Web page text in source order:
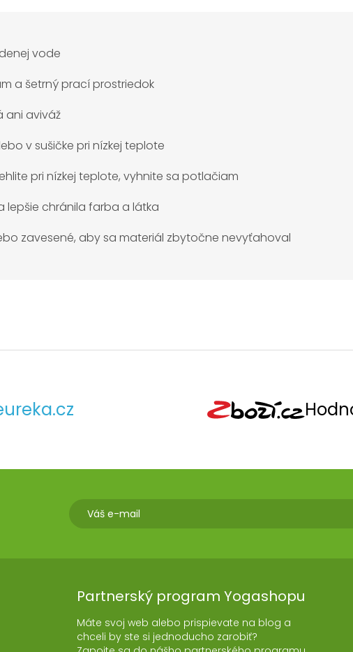
vode
a šetrný prací prostriedok
ani aviváž
v sušičke pri nízkej teplote
pri nízkej teplote, vyhnite sa potlačiam
lepšie chránila farba a látka
zavesené, aby sa materiál zbytočne nevyťahoval
Partnerský program Yogashopu
Máte svoj web alebo prispievate na blog a
chceli by ste si jednoducho zarobiť?